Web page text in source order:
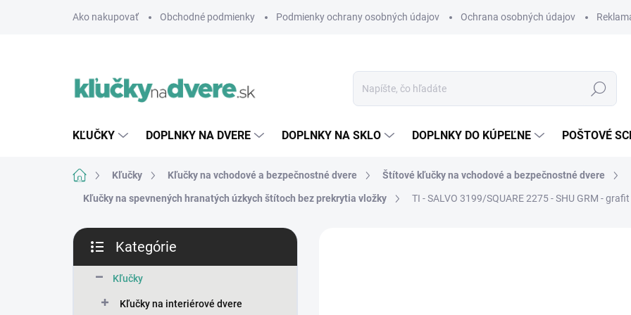
Ako nakupovať Obchodné podmienky Podmienky ochrany osobných údajov Ochrana osobných údajov
Hľadať
KĽUČKY DOPLNKY NA DVERE DOPLNKY NA SKLO DOPLNKY DO KÚPEĽNE POŠTOVÉ
DomovKľučky Kľučky na vchodové a bezpečnostné dvere Štítové kľučky na vchodové a bezpečnostné dvere
Kľučky na spevnených hranatých úzkych štítoch bez prekrytia vložky TI - SALVO 3199/SQUARE 2275 - SHU GRM -
B
č
kategórie
Kategórie
Kľučky
Kľučky na interiérové dvere